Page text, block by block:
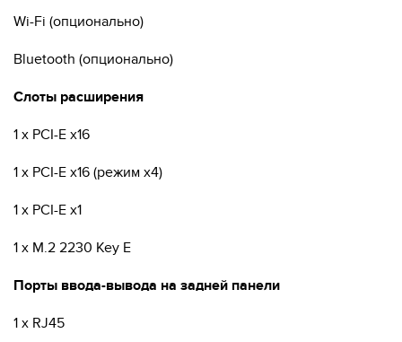
Wi-Fi (опционально)
Bluetooth (опционально)
Слоты расширения
1 x PCI-E x16
1 x PCI-E x16 (режим x4)
1 x PCI-E x1
1 x M.2 2230 Key E
Порты ввода-вывода на задней панели
1 x RJ45